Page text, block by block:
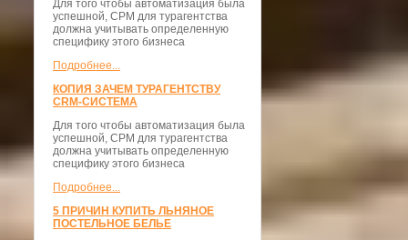
Для того чтобы автоматизация была
успешной, СРМ для турагентства
должна учитывать определенную
специфику этого бизнеса
Подробнее...
КОПИЯ ЗАЧЕМ ТУРАГЕНТСТВУ
CRM-СИСТЕМА
Для того чтобы автоматизация была
успешной, СРМ для турагентства
должна учитывать определенную
специфику этого бизнеса
Подробнее...
5 ПРИЧИН КУПИТЬ ЛЬНЯНОЕ
ПОСТЕЛЬНОЕ БЕЛЬЕ